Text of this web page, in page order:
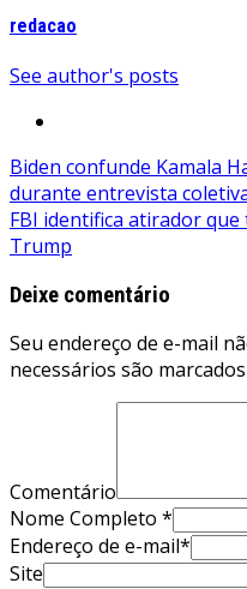
redacao
See author's posts
Navegação
de
Post
Biden confunde Kamala
durante entrevista
FBI identifica atirador
Trump
Deixe comentário
Seu endereço de e-mail
necessários são
Comentário
Nome Completo *
Endereço de e-mail*
Site